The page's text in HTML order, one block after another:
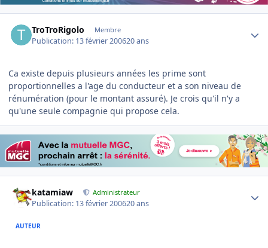
TroTroRigolo Membre
Publication: 13 février 200620 ans
Ca existe depuis plusieurs années les prime sont
proportionnelles a l'age du conducteur et a son niveau de
rénumération (pour le montant assuré). Je crois qu'il n'y a
qu'une seule compagnie qui propose cela.
katamiaw Administrateur
Publication: 13 février 200620 ans
AUTEUR